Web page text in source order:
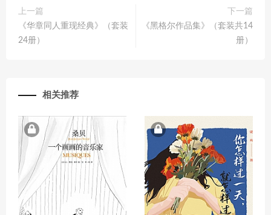
上一篇
《华章同人重现经典》（套装
24册）
下一篇
《黑格尔作品集》（套装共14
册）
相关推荐